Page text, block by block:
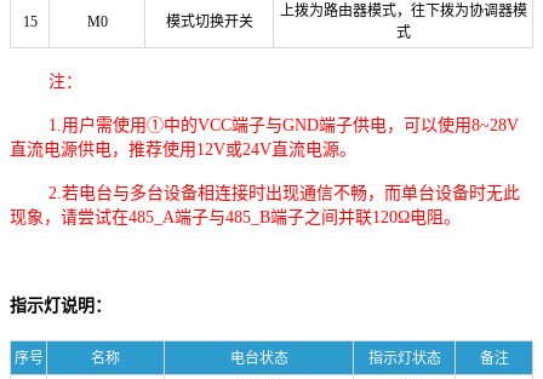
15 M0 模式切换开关
上拨为路由器模式，往下拨为协调器模
式
注：
1.用户需使用①中的VCC端子与GND端子供电，可以使用8~28V
直流电源供电，推荐使用12V或24V直流电源。
2.若电台与多台设备相连接时出现通信不畅，而单台设备时无此
现象，请尝试在485_A端子与485_B端子之间并联120Ω电阻。
指示灯说明：
序号 名称 电台状态 指示灯状态 备注